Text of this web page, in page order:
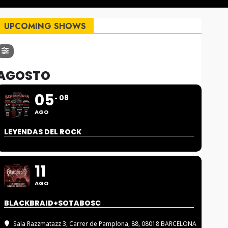
UPCOMING SHOWS
05
AGO
08
LEYENDAS DEL ROCK
11
AGO
BLACKBRAID+SOTABOSC
Sala Razzmatazz 3, Carrer de Pamplona, 88, 08018 BARCELONA